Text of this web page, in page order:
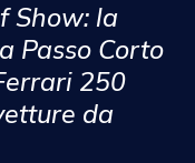
Show: la
Passo Corto
250
da